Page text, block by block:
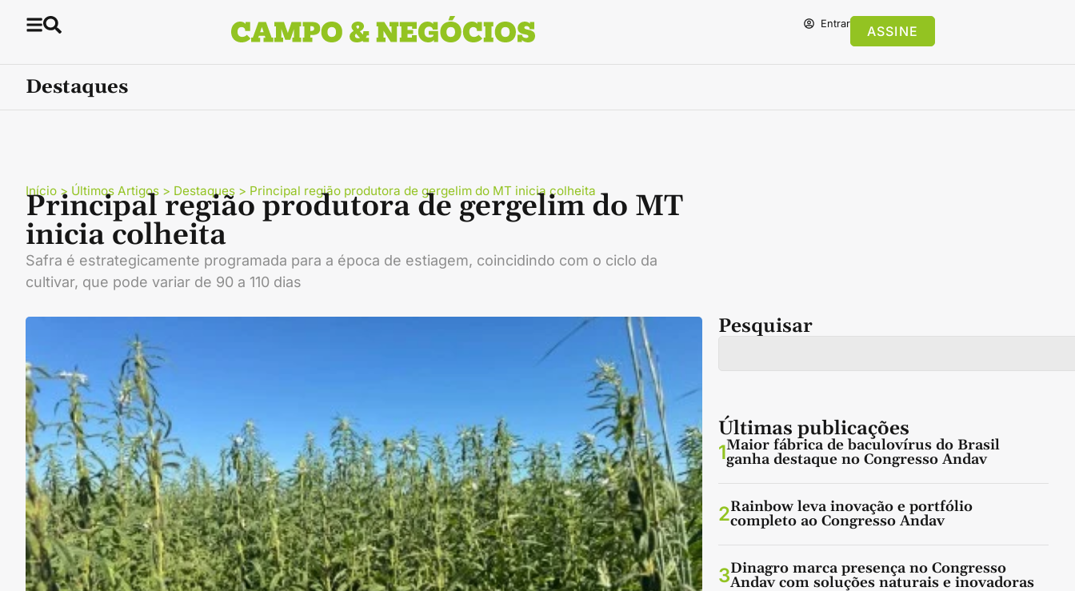
Entrar ASSINE
Destaques
Início > Últimos Artigos > Destaques > Principal região produtora de gergelim do MT inicia colheita
Principal região produtora de gergelim do MT
inicia colheita
Safra é estrategicamente programada para a época de estiagem, coincidindo com o ciclo da
cultivar, que pode variar de 90 a 110 dias
Pesquisar
Últimas publicações
1Maior fábrica de baculovírus do Brasil
ganha destaque no Congresso Andav
2Rainbow leva inovação e portfólio
completo ao Congresso Andav
3Dinagro marca presença no Congresso
Andav com soluções naturais e inovadoras